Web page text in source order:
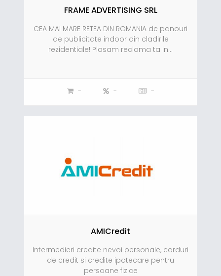
FRAME ADVERTISING SRL
CEA MAI MARE RETEA DIN ROMANIA de panouri
de publicitate indoor din cladirile
rezidentiale! Plasam reclama ta in...
- - -
AMICredit
Intermedieri credite nevoi personale, carduri
de credit si credite ipotecare pentru
persoane fizice